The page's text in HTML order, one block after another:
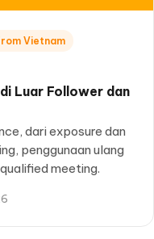
Vietnam
Luar Follower dan
dari exposure dan
penggunaan ulang
meeting.